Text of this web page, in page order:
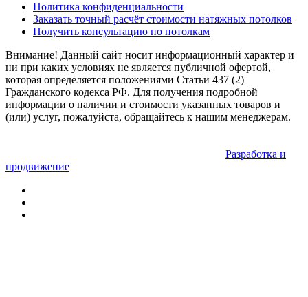
Политика конфиденциальности
Заказать точный расчёт стоимости натяжных потолков
Получить консультацию по потолкам
Внимание! Данный сайт носит информационный характер и
ни при каких условиях не является публичной офертой,
которая определяется положениями Статьи 437 (2)
Гражданского кодекса РФ. Для получения подробной
информации о наличии и стоимости указанных товаров и
(или) услуг, пожалуйста, обращайтесь к нашим менеджерам.
Разработка и
продвижение